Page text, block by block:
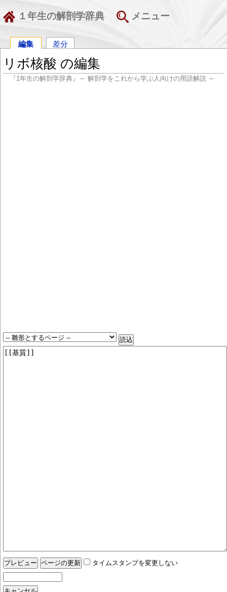
１年生の解剖学辞典 メニュー
編集 差分
リボ核酸 の編集
『1年生の解剖学辞典』～ 解剖学をこれから学ぶ人向けの用語解説 ～
タイムスタンプを変更しない